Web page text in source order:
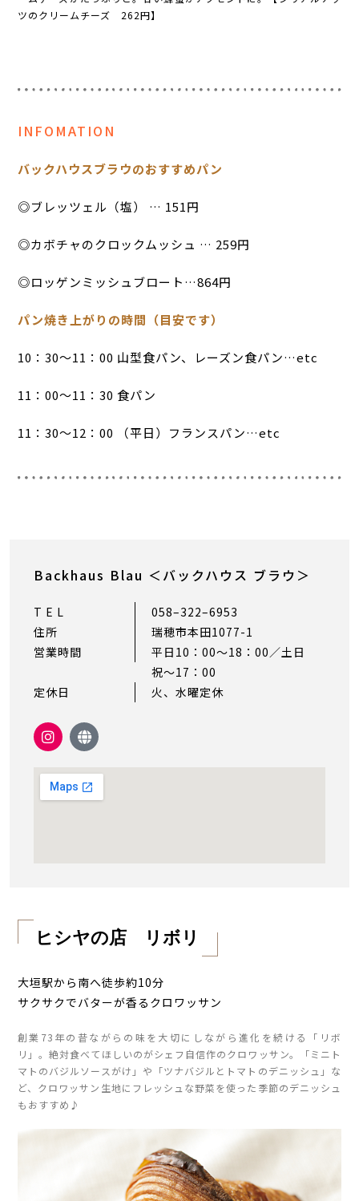
ツのクリームチーズ 262円】
INFOMATION
バックハウスブラウのおすすめパン
◎ブレッツェル（塩） … 151円
◎カボチャのクロックムッシュ … 259円
◎ロッゲンミッシュブロート…864円
パン焼き上がりの時間（目安です）
10：30〜11：00 山型食パン、レーズン食パン…etc
11：00〜11：30 食パン
11：30〜12：00 （平日）フランスパン…etc
Backhaus Blau ＜バックハウス ブラウ＞
T E L
058–322–6953
住所
瑞穂市本田1077-1
営業時間
平日10：00〜18：00／土日
祝〜17：00
定休日
火、水曜定休
ヒシヤの店 リボリ
大垣駅から南へ徒歩約10分
サクサクでバターが香るクロワッサン
創業73年の昔ながらの味を大切にしながら進化を続ける「リボ
リ」。絶対食べてほしいのがシェフ自信作のクロワッサン。「ミニト
マトのバジルソースがけ」や「ツナバジルとトマトのデニッシュ」な
ど、クロワッサン生地にフレッシュな野菜を使った季節のデニッシュ
もおすすめ♪